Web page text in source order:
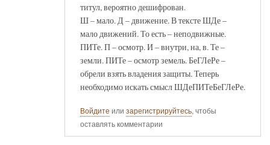
титул, вероятно дешифрован.
Ш – мало. Д – движение. В тексте ШДе –
мало движений. То есть – неподвижные.
ПИТе. П – осмотр. И – внутри, на, в. Те –
земли. ПИТе – осмотр земель. БеГЛеРе –
обрели взять владения защиты. Теперь
необходимо искать смысл ШДеПИТеБеГЛеРе.
Войдите или зарегистрируйтесь, чтобы
оставлять комментарии